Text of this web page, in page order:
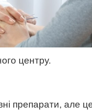
центру.
препарати, але